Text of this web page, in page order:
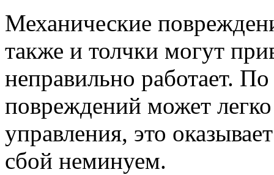
Механические
также и толчки могут
неправильно работает.
повреждений может
управления, это
сбой неминуем.